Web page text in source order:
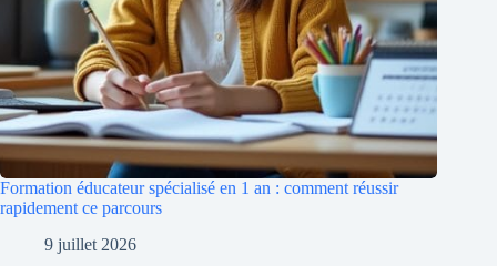
Formation éducateur spécialisé en 1 an : comment réussir
rapidement ce parcours
9 juillet 2026